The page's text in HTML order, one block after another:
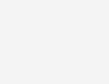
degli annunci
e/o di alcun altro